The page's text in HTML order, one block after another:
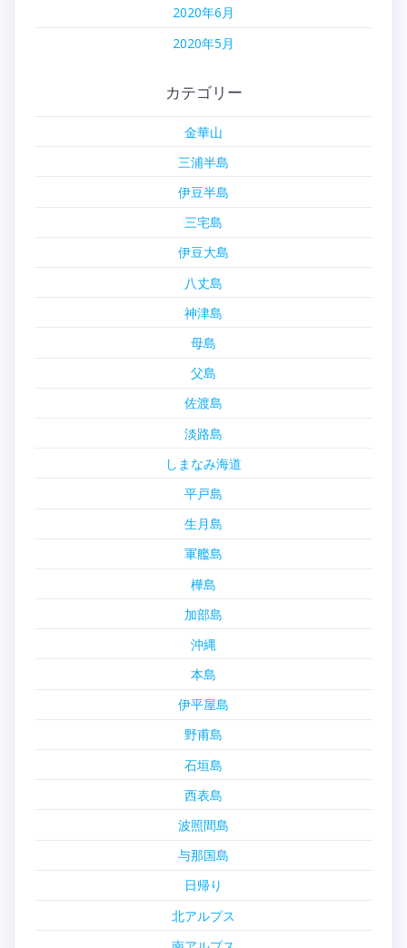
2020年6月
2020年5月
カテゴリー
金華山
三浦半島
伊豆半島
三宅島
伊豆大島
八丈島
神津島
母島
父島
佐渡島
淡路島
しまなみ海道
平戸島
生月島
軍艦島
樺島
加部島
沖縄
本島
伊平屋島
野甫島
石垣島
西表島
波照間島
与那国島
日帰り
北アルプス